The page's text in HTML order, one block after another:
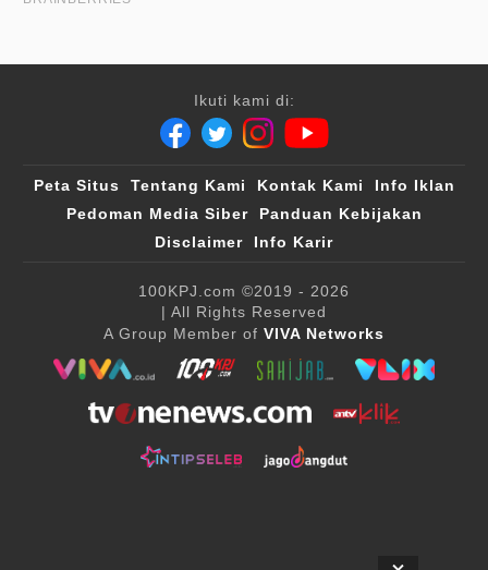
Ikuti kami di:
Peta Situs Tentang Kami Kontak Kami
Info Iklan
Pedoman Media Siber
Panduan Kebijakan
Disclaimer
Info Karir
100KPJ.com ©2019 - 2026
| All Rights Reserved
A Group Member of VIVA Networks